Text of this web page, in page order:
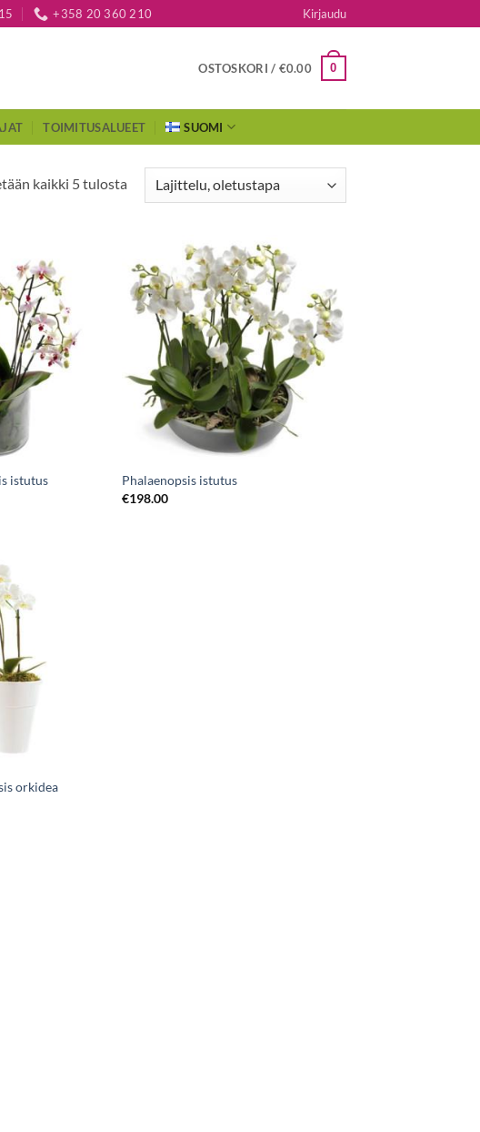
+358 20 360 210 Kirjaudu
OSTOSKORI / €0.00 0
TOIMITUSALUEET SUOMI
kaikki 5 tulosta
istutus
Phalaenopsis istutus
€198.00
orkidea